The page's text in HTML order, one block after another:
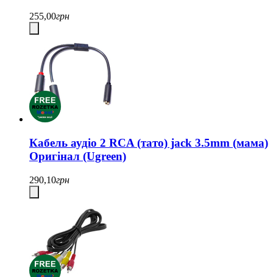
255,00грн
Кабель аудіо 2 RCA (тато) jack 3.5mm (мама)
Оригінал (Ugreen)
290,10грн